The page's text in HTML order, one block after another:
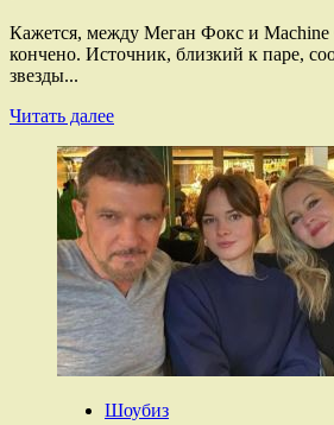
Кажется, между Меган Фокс и Machine
кончено. Источник, близкий к паре,
звезды...
Читать далееПрочитать
о
Меган
Фокс
и
Machine
Gun
Kelly
помирились
спустя
несколько
месяцев
рождения
Шоубиз